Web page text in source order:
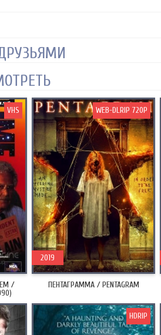
/
VHS
ПЕНТАГРАММА / PENTAGRAM
2019
WEB-DLRIP 720P
HDRIP